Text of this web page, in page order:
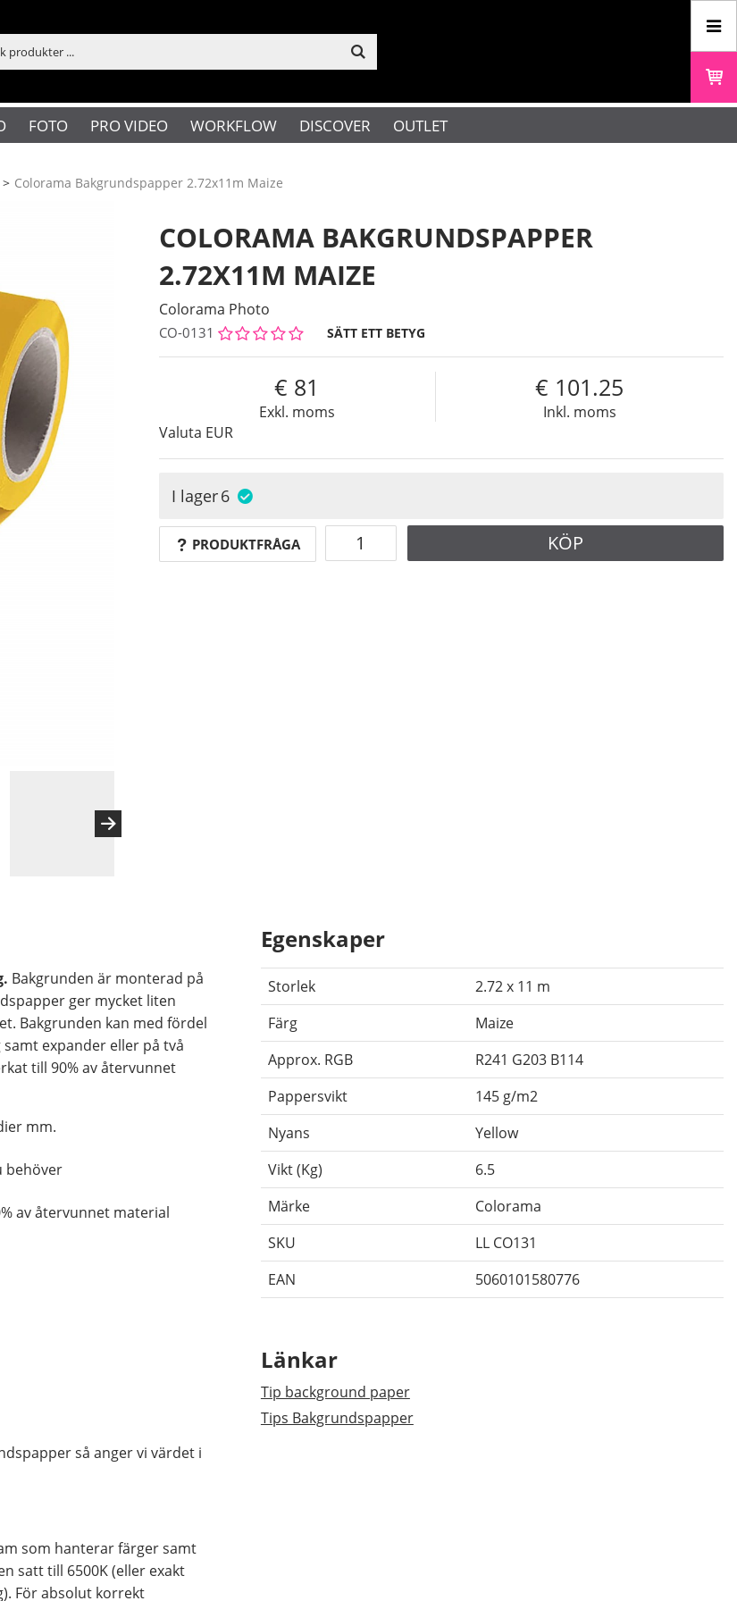
FOTO PRO VIDEO WORKFLOW DISCOVER OUTLET
> Colorama Bakgrundspapper 2.72x11m Maize
COLORAMA BAKGRUNDSPAPPER
2.72X11M MAIZE
Colorama Photo
CO-0131 SÄTT ETT BETYG
Exkl. moms
81
Inkl. moms
101.25
Valuta EUR
I lager6
PRODUKTFRÅGA KÖP
Bakgrunden är monterad på
ger mycket liten
Bakgrunden kan med fördel
expander eller på två
till 90% av återvunnet
mm.
behöver
av återvunnet material
så anger vi värdet i
som hanterar färger samt
satt till 6500K (eller exakt
För absolut korrekt
Egenskaper
Storlek
2.72 x 11 m
Färg
Maize
Approx. RGB
R241 G203 B114
Pappersvikt
145 g/m2
Nyans
Yellow
Vikt (Kg)
6.5
Märke
Colorama
SKU
LL CO131
EAN
5060101580776
Länkar
Tip background paper
Tips Bakgrundspapper